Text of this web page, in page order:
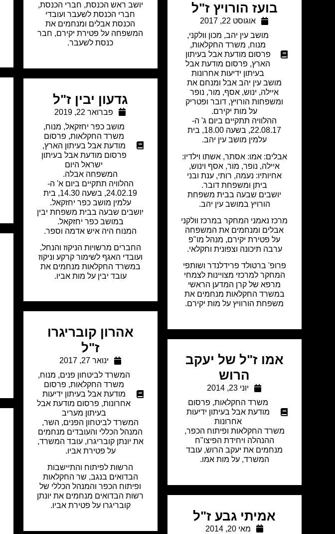
יושב ראש הכנסת, חברי הכנסת,
חברי הכנסת לשעבר ועובדי
הכנסת אבלים ומנחמים את
המשפחה על פטירת יקירם, חבר
כנסת לשעבר.
גדעון יבין ז"ל
פברואר 22, 2019
מושב כפר יחזקאל, מנוח,
משרד החקלאות, פרסום
מודעת אבל בעיתון הארץ,
פרסום מודעת אבל בעיתון
ישראל היום
המשפחה אבלה.
ההלוויה תתקיים ביום א' ה-
24.02.19, בשעה 14.30, בית
עלמין מושב כפר יחזקאל.
יושבים שבעה בבית משפחת יבין
במושב כפר יחזקאל.
המנוח היה איש אדמה וספר.
החברים מרשויות הניקוז והנחל,
ועובדי האגף לשימור קרקע וניקוז
במשרד החקלאות מנחמים את
עובד יבין על מות אביו.
בועז הורויץ ז"ל
אוגוסט 22, 2017
מושב עין יהב, מכון וולקני,
מנוח, משרד החקלאות,
פרסום מודעת אבל בעיתון
הארץ, פרסום מודעת אבל
בעיתון ידיעות אחרונות
מושב עין יהב אבל ומנחם את
איילה, ינוש, אסף, מור, נופר
ומשפחות הורויץ, דובר ופטריק
על מות יקירם.
ההלוויה תתקיים ביום ג' ה-
22.08.17, בשעה 18.00, בית
עלמין מושב עין יהב.
אבלים: אמו: אסתר, אשתו וילדיו:
איילה, נופר, מור, אסף וינוש,
אחיותיו: נעמה, רותי, ענת ובני
ביתן ומשפחת דובר.
יושבים שבעה בבית משפחת
הורויץ במושב עין יהב.
מרכז נאמני המחקר במרכז וולקני
אבלים ומנחמים את המשפחה
על פטירת יקירם, מנהל מו"פ
ערבה תיכונה וצפונית וחקלאי.
פרופ' ברטולד פרידלנדר ושותפי
המחקר למרכזי מצויינות לצמחי
מרפא של קרן המדען הראשי
במשרד החקלאות מנחמים את
משפחת הורוויץ על מות יקירם.
אהרון קובריגרו
ז"ל
ינואר 27, 2017
המשרד לביטחון פנים, מנוח,
משרד החקלאות, פרסום
מודעת אבל בעיתון ידיעות
אחרונות, פרסום מודעת אבל
בעיתון מעריב
המשרד לביטחון הפנים, השר,
המנהל הכללי והעובדים מנחמים
את יונתן קובריגרו, עובד המשרד,
על פטירת אביו.
הרשות לפיתוח והתיישבות
הבדואים בנגב, שר החקלאות
ופיתוח הכפר והמנהל הכללי של
רשות הבדואים מנחמים את יונתן
קובריגרו על פטירת אביו.
אמו ז"ל של יעקב
הרוש
יוני 23, 2014
משרד החקלאות, פרסום
מודעת אבל בעיתון ידיעות
אחרונות
משרד החקלאות ופיתוח הכפר,
ההנהלה ויחידת הפיצו"ח
מנחמים את יעקב הרוש, עובד
המשרד, על מות אמו.
אמיתי גבע ז"ל
מאי 20, 2014